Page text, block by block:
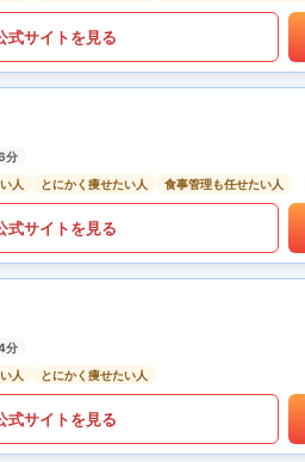
式サイトを見る
分
人
とにかく痩せたい人 食事管理も任せたい人
式サイトを見る
分
人
とにかく痩せたい人
式サイトを見る